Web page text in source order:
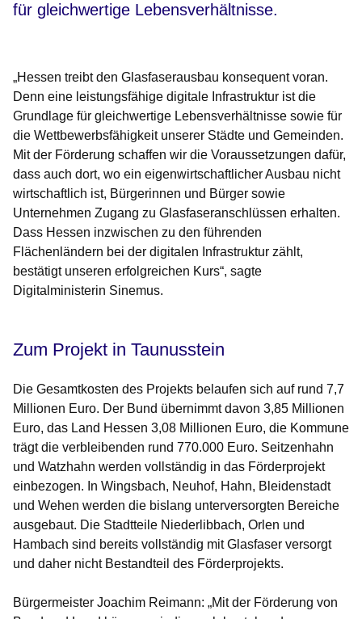
für gleichwertige Lebensverhältnisse.
„Hessen treibt den Glasfaserausbau konsequent voran.
Denn eine leistungsfähige digitale Infrastruktur ist die
Grundlage für gleichwertige Lebensverhältnisse sowie für
die Wettbewerbsfähigkeit unserer Städte und Gemeinden.
Mit der Förderung schaffen wir die Voraussetzungen dafür,
dass auch dort, wo ein eigenwirtschaftlicher Ausbau nicht
wirtschaftlich ist, Bürgerinnen und Bürger sowie
Unternehmen Zugang zu Glasfaseranschlüssen erhalten.
Dass Hessen inzwischen zu den führenden
Flächenländern bei der digitalen Infrastruktur zählt,
bestätigt unseren erfolgreichen Kurs“, sagte
Digitalministerin Sinemus.
Zum Projekt in Taunusstein
Die Gesamtkosten des Projekts belaufen sich auf rund 7,7
Millionen Euro. Der Bund übernimmt davon 3,85 Millionen
Euro, das Land Hessen 3,08 Millionen Euro, die Kommune
trägt die verbleibenden rund 770.000 Euro. Seitzenhahn
und Watzhahn werden vollständig in das Förderprojekt
einbezogen. In Wingsbach, Neuhof, Hahn, Bleidenstadt
und Wehen werden die bislang unterversorgten Bereiche
ausgebaut. Die Stadtteile Niederlibbach, Orlen und
Hambach sind bereits vollständig mit Glasfaser versorgt
und daher nicht Bestandteil des Förderprojekts.
Bürgermeister Joachim Reimann: „Mit der Förderung von